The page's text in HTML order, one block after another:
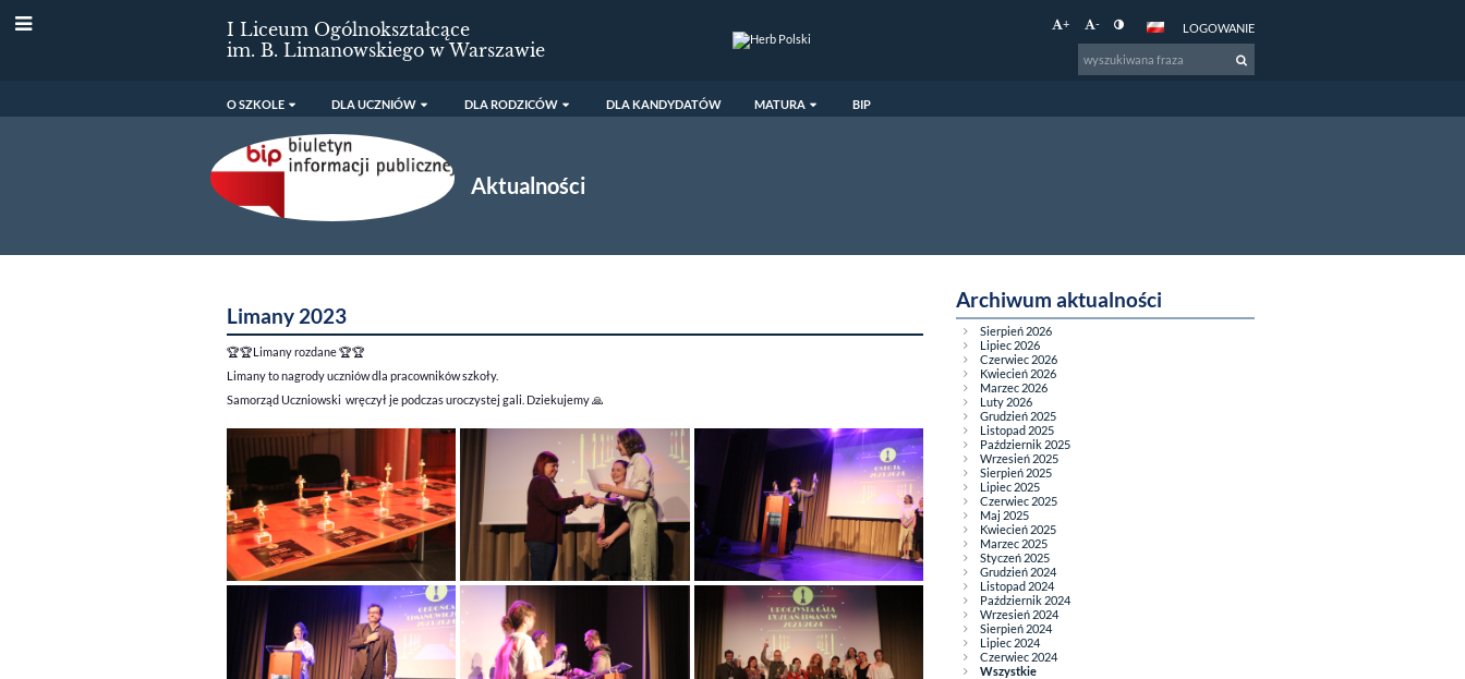
I Liceum Ogólnokształcące
im. B. Limanowskiego w Warszawie
+ - LOGOWANIE
O SZKOLE DLA UCZNIÓW DLA RODZICÓW DLA KANDYDATÓW MATURA BIP
Aktualności
Limany 2023
🏆🏆Limany rozdane🏆🏆
Limany to nagrody uczniów dla pracowników szkoły.
Samorząd Uczniowski wręczył je podczas uroczystej gali. Dziekujemy🙏
Archiwum aktualności
Sierpień 2026
Lipiec 2026
Czerwiec 2026
Kwiecień 2026
Marzec 2026
Luty 2026
Grudzień 2025
Listopad 2025
Październik 2025
Wrzesień 2025
Sierpień 2025
Lipiec 2025
Czerwiec 2025
Maj 2025
Kwiecień 2025
Marzec 2025
Styczeń 2025
Grudzień 2024
Listopad 2024
Październik 2024
Wrzesień 2024
Sierpień 2024
Lipiec 2024
Czerwiec 2024
Wszystkie